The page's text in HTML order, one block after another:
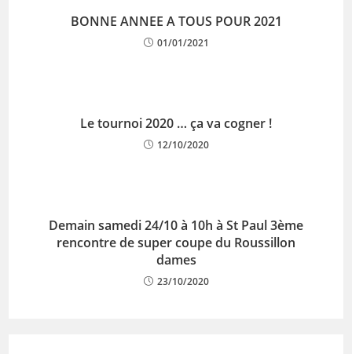
BONNE ANNEE A TOUS POUR 2021
01/01/2021
Le tournoi 2020 … ça va cogner !
12/10/2020
Demain samedi 24/10 à 10h à St Paul 3ème
rencontre de super coupe du Roussillon
dames
23/10/2020